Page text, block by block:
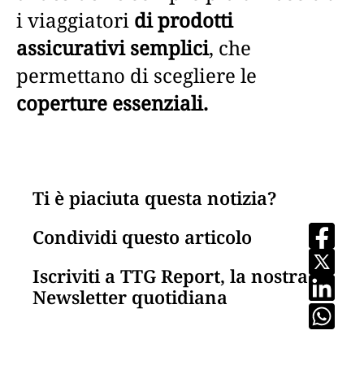
i viaggiatori di prodotti
assicurativi semplici, che
permettano di scegliere le
coperture essenziali.
Ti è piaciuta questa notizia?
Condividi questo articolo
Iscriviti a TTG Report, la nostra
Newsletter quotidiana